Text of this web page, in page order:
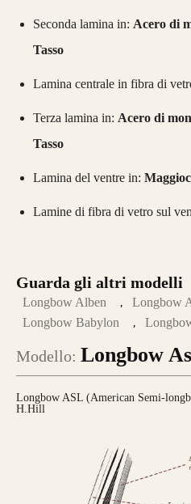
Seconda lamina in: Acero di
Tasso
Lamina centrale in fibra di
Terza lamina in: Acero di
Tasso
Lamina del ventre in:
Lamine di fibra di vetro sul
Guarda gli altri modelli
Longbow Alben Longbow
Longbow Babylon
Modello: Longbow
Longbow ASL (American Semi-
H.Hill